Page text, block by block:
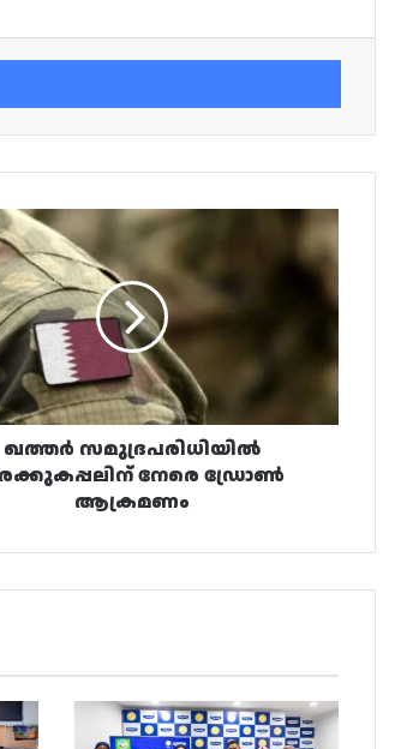
Facebook
ഖത്തർ സമുദ്രപരിധിയിൽ
നേരെ ഡ്രോൺ
ആക്രമണം